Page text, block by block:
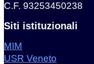
C.F. 93253450238
Siti istituzionali
MIM
USR Veneto